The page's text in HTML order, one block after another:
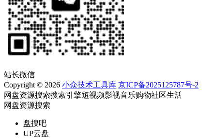
站长微信
Copyright © 2026 小众技术工具库 京ICP备2025125787号-2
网盘资源搜索搜索引擎短视频影视音乐购物社区生活
网盘资源搜索
盘搜吧
UP云盘